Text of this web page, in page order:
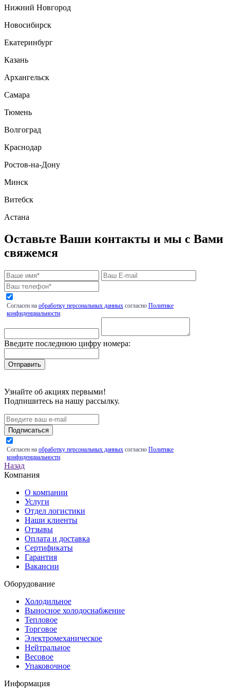
Нижний Новгород
Новосибирск
Екатеринбург
Казань
Архангельск
Самара
Тюмень
Волгоград
Краснодар
Ростов-на-Дону
Минск
Витебск
Астана
Оставьте Ваши контакты и мы с Вами
свяжемся
Согласен на обработку персональных данных согласно Политике
конфиденциальности.
Введите последнюю цифру номера:
Узнайте об акциях первыми!
Подпишитесь на нашу рассылку.
Подписаться
Согласен на обработку персональных данных согласно Политике
конфиденциальности.
Назад
Компания
О компании
Услуги
Отдел логистики
Наши клиенты
Отзывы
Оплата и доставка
Сертификаты
Гарантия
Вакансии
Оборудование
Холодильное
Выносное холодоснабжение
Тепловое
Торговое
Электромеханическое
Нейтральное
Весовое
Упаковочное
Информация